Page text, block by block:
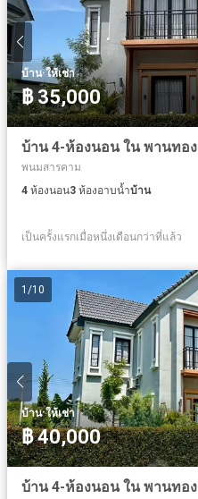
บ้าน·ให้เช่า
฿ 35,000
บ้าน 4-ห้องนอน ใน พานทอง
พนมสารคาม
4 ห้องนอน3 ห้องอาบน้ำบ้าน
เป็นครั้งแรกเมื่อหนึ่งเดือนกว่าที่แล้ว
1 /10
บ้าน·ให้เช่า
฿ 40,000
บ้าน 4-ห้องนอน ใน พานทอง